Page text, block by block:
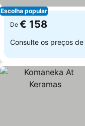
Escolha popular
De € 158
Consulte os preços de